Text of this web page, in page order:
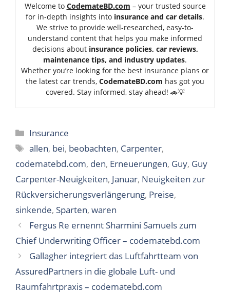
Welcome to CodemateBD.com – your trusted source
for in-depth insights into insurance and car details.
We strive to provide well-researched, easy-to-
understand content that helps you make informed
decisions about insurance policies, car reviews,
maintenance tips, and industry updates.
Whether you’re looking for the best insurance plans or
the latest car trends, CodemateBD.com has got you
covered. Stay informed, stay ahead! 🚗💡
Categories
Insurance
Tags
allen, bei, beobachten, Carpenter,
codematebd.com, den, Erneuerungen, Guy, Guy
Carpenter-Neuigkeiten, Januar, Neuigkeiten zur
Rückversicherungsverlängerung, Preise,
sinkende, Sparten, waren
Fergus Re ernennt Sharmini Samuels zum
Chief Underwriting Officer – codematebd.com
Gallagher integriert das Luftfahrtteam von
AssuredPartners in die globale Luft- und
Raumfahrtpraxis – codematebd.com